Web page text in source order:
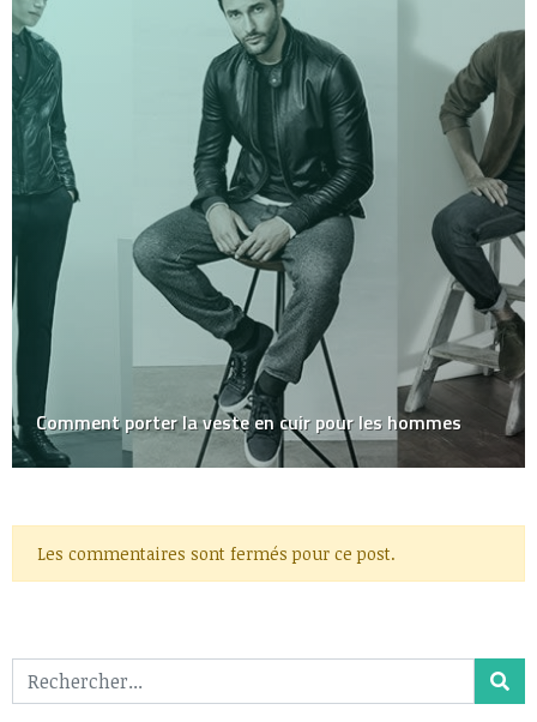
Comment porter la veste en cuir pour les hommes
Les commentaires sont fermés pour ce post.